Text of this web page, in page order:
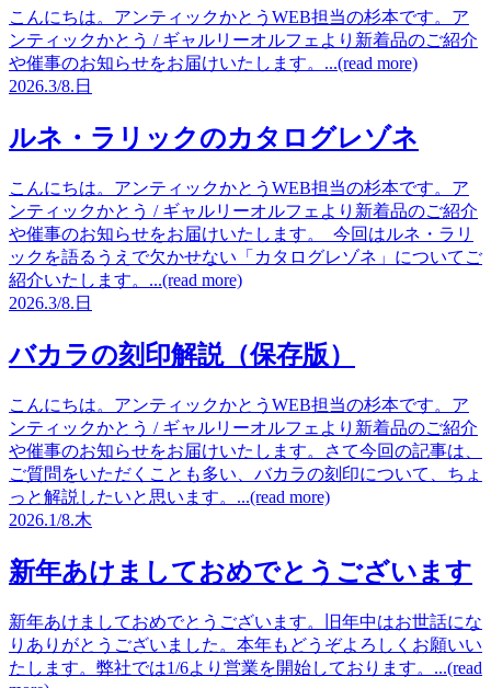
こんにちは。アンティックかとうWEB担当の杉本です。ア
ンティックかとう / ギャルリーオルフェより新着品のご紹介
や催事のお知らせをお届けいたします。...(read more)
2026.3/8. 日
ルネ・ラリックのカタログレゾネ
こんにちは。アンティックかとうWEB担当の杉本です。ア
ンティックかとう / ギャルリーオルフェより新着品のご紹介
や催事のお知らせをお届けいたします。 今回はルネ・ラリ
ックを語るうえで欠かせない「カタログレゾネ」についてご
紹介いたします。...(read more)
2026.3/8. 日
バカラの刻印解説（保存版）
こんにちは。アンティックかとうWEB担当の杉本です。ア
ンティックかとう / ギャルリーオルフェより新着品のご紹介
や催事のお知らせをお届けいたします。さて今回の記事は、
ご質問をいただくことも多い、バカラの刻印について、ちょ
っと解説したいと思います。...(read more)
2026.1/8.木
新年あけましておめでとうございます
新年あけましておめでとうございます。旧年中はお世話にな
りありがとうございました。本年もどうぞよろしくお願いい
たします。弊社では1/6より営業を開始しております。...(read